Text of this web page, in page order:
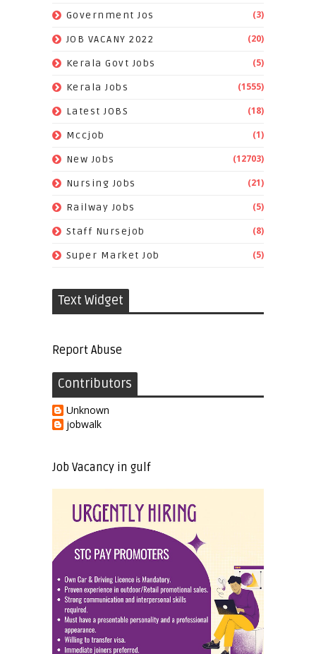
Government Jos (3)
JOB VACANY 2022 (20)
Kerala Govt Jobs (5)
Kerala Jobs (1555)
Latest JOBS (18)
Mccjob (1)
New Jobs (12703)
Nursing Jobs (21)
Railway Jobs (5)
Staff Nursejob (8)
Super Market Job (5)
Text Widget
Report Abuse
Contributors
Unknown
jobwalk
Job Vacancy in gulf